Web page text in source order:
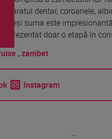
dentar, coroanele,
Deși suma este
doar o etapă în
,zambet
Instagram